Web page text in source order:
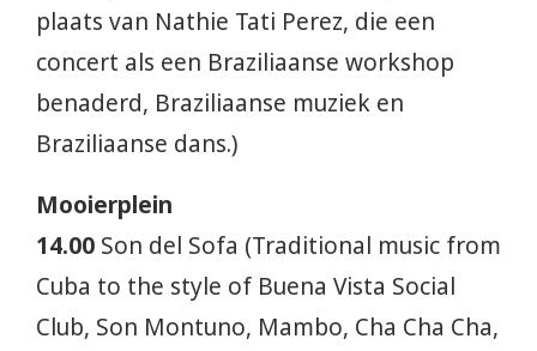
plaats van Nathie Tati Perez, die een
concert als een Braziliaanse workshop
benaderd, Braziliaanse muziek en
Braziliaanse dans.)
Mooierplein
14.00 Son del Sofa (Traditional music from
Cuba to the style of Buena Vista Social
Club, Son Montuno, Mambo, Cha Cha Cha,